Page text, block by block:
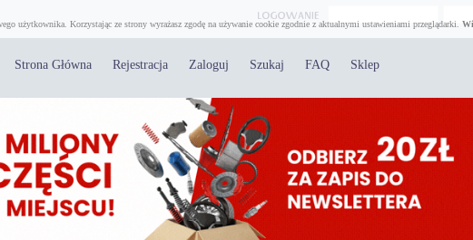
użytkownika. Korzystając ze strony wyrażasz zgodę na używanie cookie zgodnie z aktualnymi ustawieniami przeglądarki.
Strona Główna Rejestracja Zaloguj Szukaj FAQ Sklep